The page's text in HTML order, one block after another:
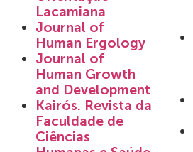
Lacamiana
Journal of
Human Ergology
Journal of
Human Growth
and Development
Kairós. Revista da
Faculdade de
Ciências